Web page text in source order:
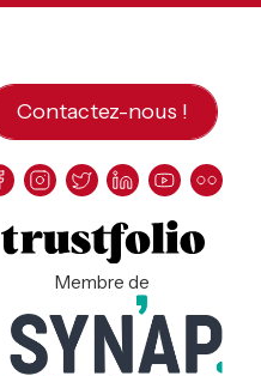
Contactez-nous !
Membre de